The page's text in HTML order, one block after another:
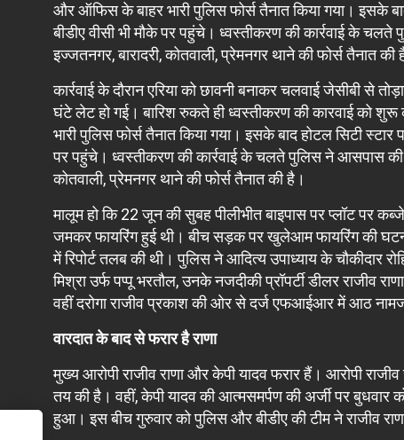
और ऑफिस के बाहर भारी पुलिस फोर्स तैनात किया गया। इसके
बीडीए वीसी भी मौके पर पहुंचे। ध्वस्तीकरण की कार्रवाई के
इज्जतनगर, बारादरी, कोतवाली, प्रेमनगर थाने की फोर्स तैनात की
कार्रवाई के दौरान एरिया को छावनी बनाकर चलवाई जेसीबी से
घंटे लेट हो गई। बारिश रुकते ही ध्वस्तीकरण की कारवाई को
भारी पुलिस फोर्स तैनात किया गया। इसके बाद होटल सिटी स्टार
पर पहुंचे। ध्वस्तीकरण की कार्रवाई के चलते पुलिस ने आसपास की
कोतवाली, प्रेमनगर थाने की फोर्स तैनात की है।
मालूम हो कि 22 जून की सुबह पीलीभीत बाइपास पर प्लॉट पर
जमकर फायरिंग हुई थी। बीच सड़क पर खुलेआम फायरिंग की
में रिपोर्ट तलब की थी। पुलिस ने आदित्य उपाध्याय के चौकीदार
मिश्रा उर्फ पप्पू भरतौल, उनके नजदीकी प्रॉपर्टी डीलर राजीव
वहीं दरोगा राजीव प्रकाश की ओर से दर्ज एफआईआर में आठ
वारदात के बाद से फरार है राणा
मुख्य आरोपी राजीव राणा और केपी यादव फरार हैं। आरोपी
तय की है। वहीं, केपी यादव की आत्मसमर्पण की अर्जी पर बुधवार
हुआ। इस बीच गुरुवार को पुलिस और बीडीए की टीम ने राजीव